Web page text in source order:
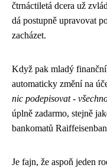
čtrnáctiletá dcera už
dá postupně upravovat
zacházet.
Když pak mladý
automaticky změní na
nic podepisovat -
úplně zadarmo, stejně
bankomatů
Je fajn, že aspoň jeden